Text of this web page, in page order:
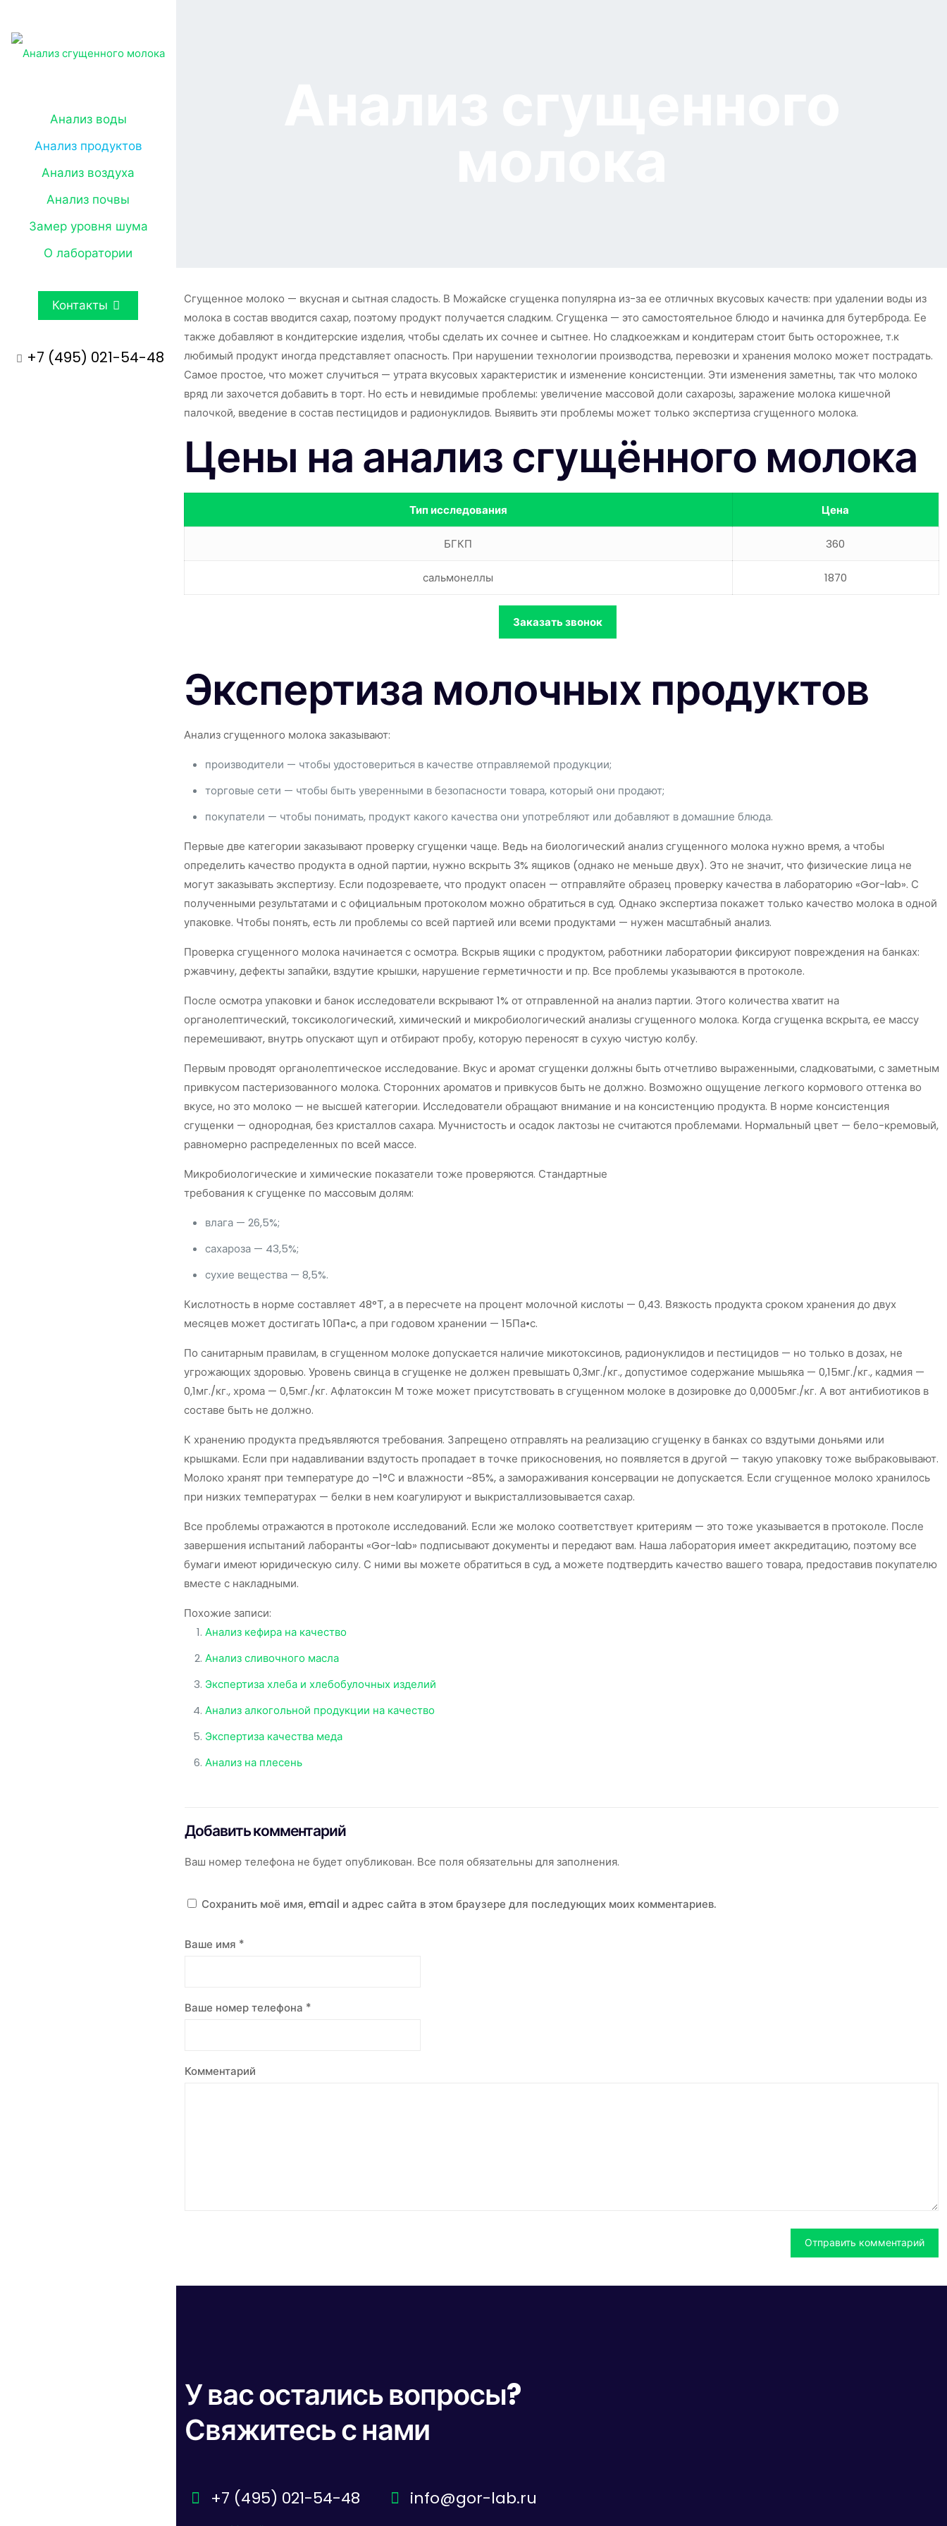
Анализ воды
Анализ продуктов
Анализ воздуха
Анализ почвы
Замер уровня шума
О лаборатории
Контакты
+7 (495) 021-54-48
Сгущенное молоко — вкусная и сытная сладость. В Можайске сгущенка популярна из-за ее отличных вкусовых качеств: при удалении воды из
молока в состав вводится сахар, поэтому продукт получается сладким. Сгущенка — это самостоятельное блюдо и начинка для бутерброда. Ее
также добавляют в кондитерские изделия, чтобы сделать их сочнее и сытнее. Но сладкоежкам и кондитерам стоит быть осторожнее, т.к
любимый продукт иногда представляет опасность. При нарушении технологии производства, перевозки и хранения молоко может пострадать.
Самое простое, что может случиться — утрата вкусовых характеристик и изменение консистенции. Эти изменения заметны, так что молоко
вряд ли захочется добавить в торт. Но есть и невидимые проблемы: увеличение массовой доли сахарозы, заражение молока кишечной
палочкой, введение в состав пестицидов и радионуклидов. Выявить эти проблемы может только экспертиза сгущенного молока.
Цены на анализ сгущённого молока
Тип исследования Цена
БГКП 360
сальмонеллы 1870
Заказать звонок
Экспертиза молочных продуктов
Анализ сгущенного молока заказывают:
производители — чтобы удостовериться в качестве отправляемой продукции;
торговые сети — чтобы быть уверенными в безопасности товара, который они продают;
покупатели — чтобы понимать, продукт какого качества они употребляют или добавляют в домашние блюда.
Первые две категории заказывают проверку сгущенки чаще. Ведь на биологический анализ сгущенного молока нужно время, а чтобы
определить качество продукта в одной партии, нужно вскрыть 3% ящиков (однако не меньше двух). Это не значит, что физические лица не
могут заказывать экспертизу. Если подозреваете, что продукт опасен — отправляйте образец проверку качества в лабораторию «Gor-lab». С
полученными результатами и с официальным протоколом можно обратиться в суд. Однако экспертиза покажет только качество молока в одной
упаковке. Чтобы понять, есть ли проблемы со всей партией или всеми продуктами — нужен масштабный анализ.
Проверка сгущенного молока начинается с осмотра. Вскрыв ящики с продуктом, работники лаборатории фиксируют повреждения на банках:
ржавчину, дефекты запайки, вздутие крышки, нарушение герметичности и пр. Все проблемы указываются в протоколе.
После осмотра упаковки и банок исследователи вскрывают 1% от отправленной на анализ партии. Этого количества хватит на
органолептический, токсикологический, химический и микробиологический анализы сгущенного молока. Когда сгущенка вскрыта, ее массу
перемешивают, внутрь опускают щуп и отбирают пробу, которую переносят в сухую чистую колбу.
Первым проводят органолептическое исследование. Вкус и аромат сгущенки должны быть отчетливо выраженными, сладковатыми, с заметным
привкусом пастеризованного молока. Сторонних ароматов и привкусов быть не должно. Возможно ощущение легкого кормового оттенка во
вкусе, но это молоко — не высшей категории. Исследователи обращают внимание и на консистенцию продукта. В норме консистенция
сгущенки — однородная, без кристаллов сахара. Мучнистость и осадок лактозы не считаются проблемами. Нормальный цвет — бело-кремовый,
равномерно распределенных по всей массе.
Микробиологические и химические показатели тоже проверяются. Стандартные
требования к сгущенке по массовым долям:
влага — 26,5%;
сахароза — 43,5%;
сухие вещества — 8,5%.
Кислотность в норме составляет 48°Т, а в пересчете на процент молочной кислоты — 0,43. Вязкость продукта сроком хранения до двух
месяцев может достигать 10Па•с, а при годовом хранении — 15Па•с.
По санитарным правилам, в сгущенном молоке допускается наличие микотоксинов, радионуклидов и пестицидов — но только в дозах, не
угрожающих здоровью. Уровень свинца в сгущенке не должен превышать 0,3мг./кг., допустимое содержание мышьяка — 0,15мг./кг., кадмия —
0,1мг./кг., хрома — 0,5мг./кг. Афлатоксин М тоже может присутствовать в сгущенном молоке в дозировке до 0,0005мг./кг. А вот антибиотиков в
составе быть не должно.
К хранению продукта предъявляются требования. Запрещено отправлять на реализацию сгущенку в банках со вздутыми доньями или
крышками. Если при надавливании вздутость пропадает в точке прикосновения, но появляется в другой — такую упаковку тоже выбраковывают.
Молоко хранят при температуре до –1°С и влажности ~85%, а замораживания консервации не допускается. Если сгущенное молоко хранилось
при низких температурах — белки в нем коагулируют и выкристаллизовывается сахар.
Все проблемы отражаются в протоколе исследований. Если же молоко соответствует критериям — это тоже указывается в протоколе. После
завершения испытаний лаборанты «Gor-lab» подписывают документы и передают вам. Наша лаборатория имеет аккредитацию, поэтому все
бумаги имеют юридическую силу. С ними вы можете обратиться в суд, а можете подтвердить качество вашего товара, предоставив покупателю
вместе с накладными.
Похожие записи:
Анализ кефира на качество
Анализ сливочного масла
Экспертиза хлеба и хлебобулочных изделий
Анализ алкогольной продукции на качество
Экспертиза качества меда
Анализ на плесень
Добавить комментарий
Ваш номер телефона не будет опубликован. Все поля обязательны для заполнения.
Комментарий
Ваше имя *
Сохранить моё имя, email и адрес сайта в этом браузере для последующих моих комментариев.
Ваше номер телефона *
У вас остались вопросы?
Свяжитесь с нами
+7 (495) 021-54-48 info@gor-lab.ru